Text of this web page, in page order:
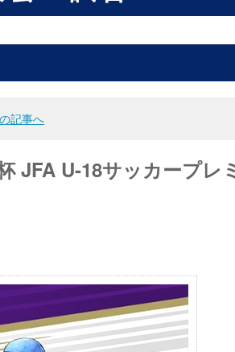
記事へ
JFA U-18サッカープレ